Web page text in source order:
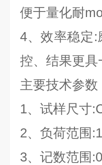
便于量化耐mo
4、效率稳定:
控、结果更具
主要技术参数
1、试样尺寸
2、负荷范围
3、记数范围